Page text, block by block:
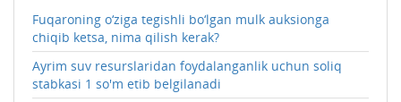
Fuqaroning o‘ziga tegishli bo‘lgan mulk auksionga
chiqib ketsa, nima qilish kerak?
Ayrim suv resurslaridan foydalanganlik uchun soliq
stabkasi 1 so'm etib belgilanadi